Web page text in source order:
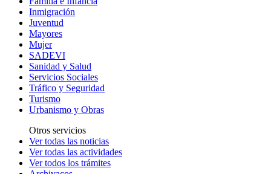
Inmigración
Juventud
Mayores
Mujer
SADEVI
Sanidad y Salud
Servicios Sociales
Tráfico y Seguridad
Turismo
Urbanismo y Obras
Otros servicios
Ver todas las noticias
Ver todas las actividades
Ver todos los trámites